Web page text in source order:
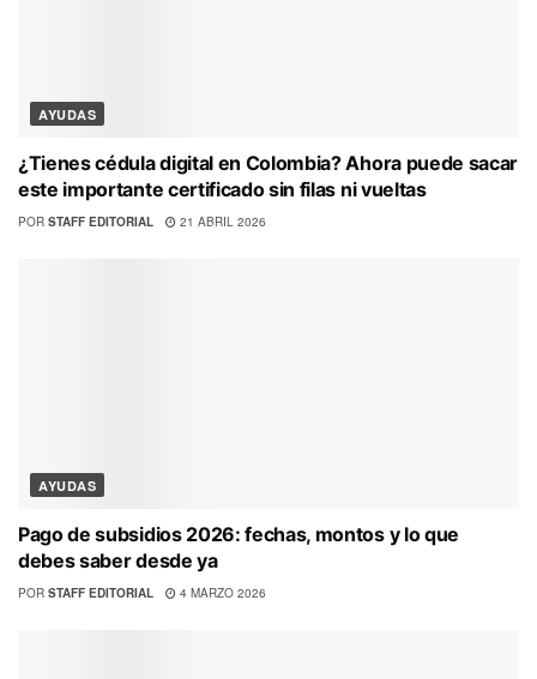
AYUDAS
¿Tienes cédula digital en Colombia? Ahora puede sacar
este importante certificado sin filas ni vueltas
POR STAFF EDITORIAL 21 ABRIL 2026
AYUDAS
Pago de subsidios 2026: fechas, montos y lo que
debes saber desde ya
POR STAFF EDITORIAL 4 MARZO 2026